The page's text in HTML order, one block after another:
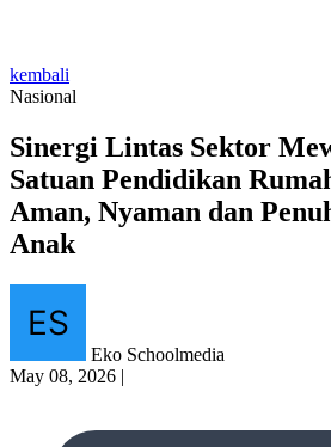
kembali
Nasional
Sinergi Lintas Sektor
Satuan Pendidikan
Aman, Nyaman dan
Anak
Eko Schoolmedia
May 08, 2026 |